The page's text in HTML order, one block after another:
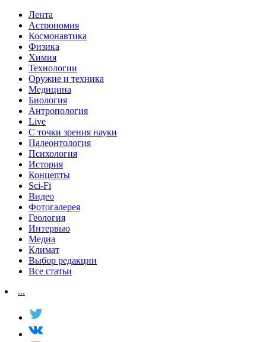
Лента
Астрономия
Космонавтика
Физика
Химия
Технологии
Оружие и техника
Медицина
Биология
Антропология
Live
С точки зрения науки
Палеонтология
Психология
История
Концепты
Sci-Fi
Видео
Фотогалерея
Геология
Интервью
Медиа
Климат
Выбор редакции
Все статьи
...